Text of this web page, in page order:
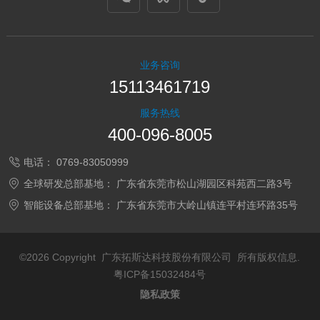
业务咨询
15113461719
服务热线
400-096-8005
电话：
0769-83050999
全球研发总部基地：
广东省东莞市松山湖园区科苑西二路3号
智能设备总部基地：
广东省东莞市大岭山镇连平村连环路35号
©2026 Copyright 广东拓斯达科技股份有限公司 所有版权信息.
粤ICP备15032484号
隐私政策